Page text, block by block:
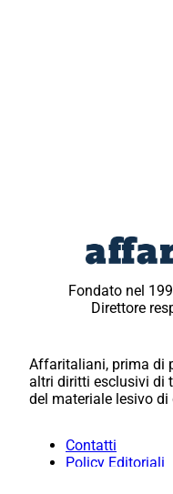
Fondato nel
Direttore
Affaritaliani, prima di
altri diritti esclusivi di
del materiale lesivo
Contatti
Policy Editoriali